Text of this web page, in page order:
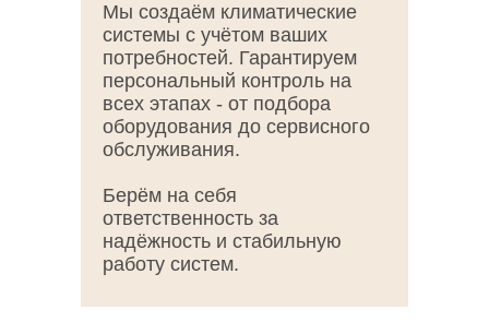
Мы создаём климатические
системы с учётом ваших
потребностей. Гарантируем
персональный контроль на
всех этапах - от подбора
оборудования до сервисного
обслуживания.
Берём на себя
ответственность за
надёжность и стабильную
работу систем.